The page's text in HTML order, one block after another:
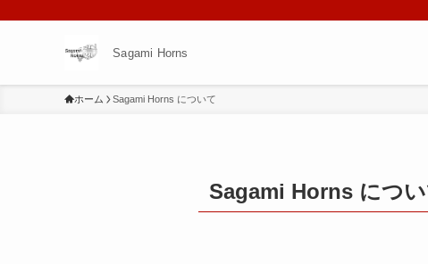
Sagami Horns
ホーム Sagami Horns について
Sagami Horns につ